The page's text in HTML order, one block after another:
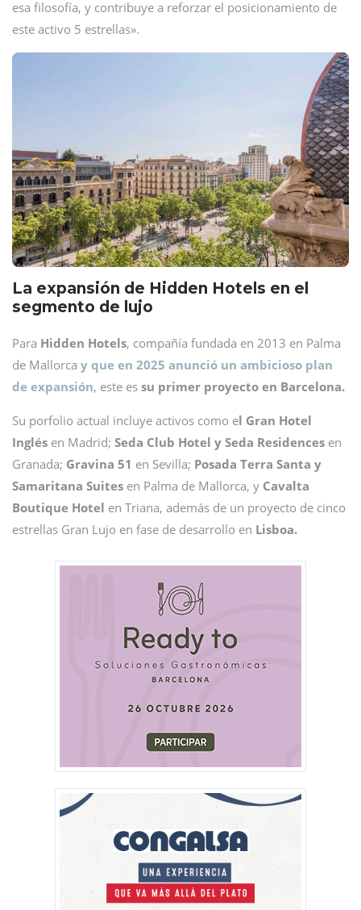
esa filosofía, y contribuye a reforzar el posicionamiento de
este activo 5 estrellas».
La expansión de Hidden Hotels en el
segmento de lujo
Para Hidden Hotels, compañía fundada en 2013 en Palma
de Mallorca y que en 2025 anunció un ambicioso plan
de expansión, este es su primer proyecto en Barcelona.
Su porfolio actual incluye activos como el Gran Hotel
Inglés en Madrid; Seda Club Hotel y Seda Residences en
Granada; Gravina 51 en Sevilla; Posada Terra Santa y
Samaritana Suites en Palma de Mallorca, y Cavalta
Boutique Hotel en Triana, además de un proyecto de cinco
estrellas Gran Lujo en fase de desarrollo en Lisboa.